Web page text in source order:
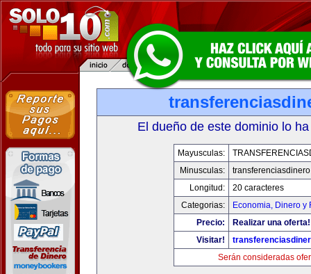
El dueño de este dominio lo
Mayusculas:
Minusculas:
Longitud:
20 caracteres
Categorias:
Economia, Dinero y
Precio:
Realizar una oferta!
Visitar!
Serán consideradas